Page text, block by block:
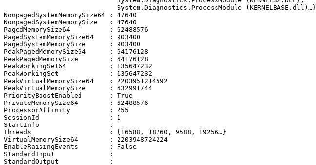
                             System.Diagnostics.ProcessModule (KERNELBASE.dll)…}
NonpagedSystemMemorySize64 : 47640
NonpagedSystemMemorySize   : 47640
PagedMemorySize64          : 62488576
PagedSystemMemorySize64    : 903400
PagedSystemMemorySize      : 903400
PeakPagedMemorySize64      : 64176128
PeakPagedMemorySize        : 64176128
PeakWorkingSet64           : 135647232
PeakWorkingSet             : 135647232
PeakVirtualMemorySize64    : 2203951214592
PeakVirtualMemorySize      : 632991744
PriorityBoostEnabled       : True
PrivateMemorySize64        : 62488576
ProcessorAffinity          : 255
SessionId                  : 1
StartInfo                  :
Threads                    : {16588, 18760, 9588, 19256…}
VirtualMemorySize64        : 2203948724224
EnableRaisingEvents        : False
StandardInput              :
StandardOutput             :